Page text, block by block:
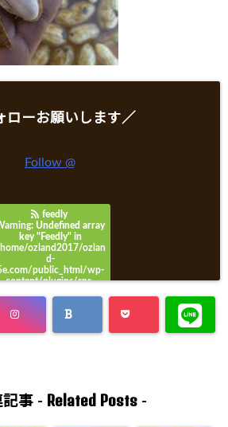
ローお願いします／
Follow @
feedly
: Undefined array
key "Feedly" in
ozland2017/ozlan
d-
public_html/wp-
content/plugins/sns-
事 - Related Posts-